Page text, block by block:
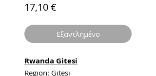
17,10 €
Εξαντλημένο
Rwanda Gitesi
Region: Gitesi